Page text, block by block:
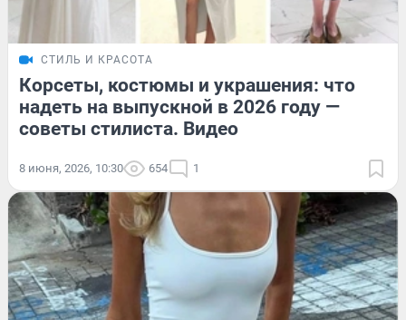
СТИЛЬ И КРАСОТА
Корсеты, костюмы и украшения: что
надеть на выпускной в 2026 году —
советы стилиста. Видео
8 июня, 2026, 10:30 654 1